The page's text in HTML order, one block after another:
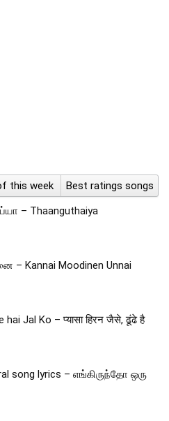
this week
Best ratings songs
– Thaanguthaiya
Kannai Moodinen Unnai
Jal Ko – प्यासा हिरन जैसे, ढूंढे है
song lyrics – எங்கிருந்தோ ஒரு